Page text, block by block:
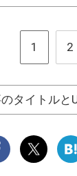
1 2
タイトルと